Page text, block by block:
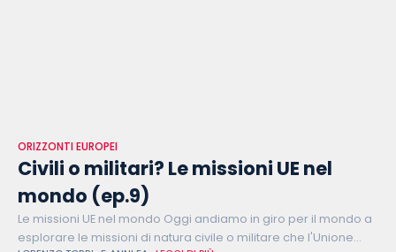
ORIZZONTI EUROPEI
Civili o militari? Le missioni UE nel
mondo (ep.9)
Le missioni UE nel mondo Oggi andiamo in giro per il mondo a
esplorare le missioni di natura civile o militare che l'Unione